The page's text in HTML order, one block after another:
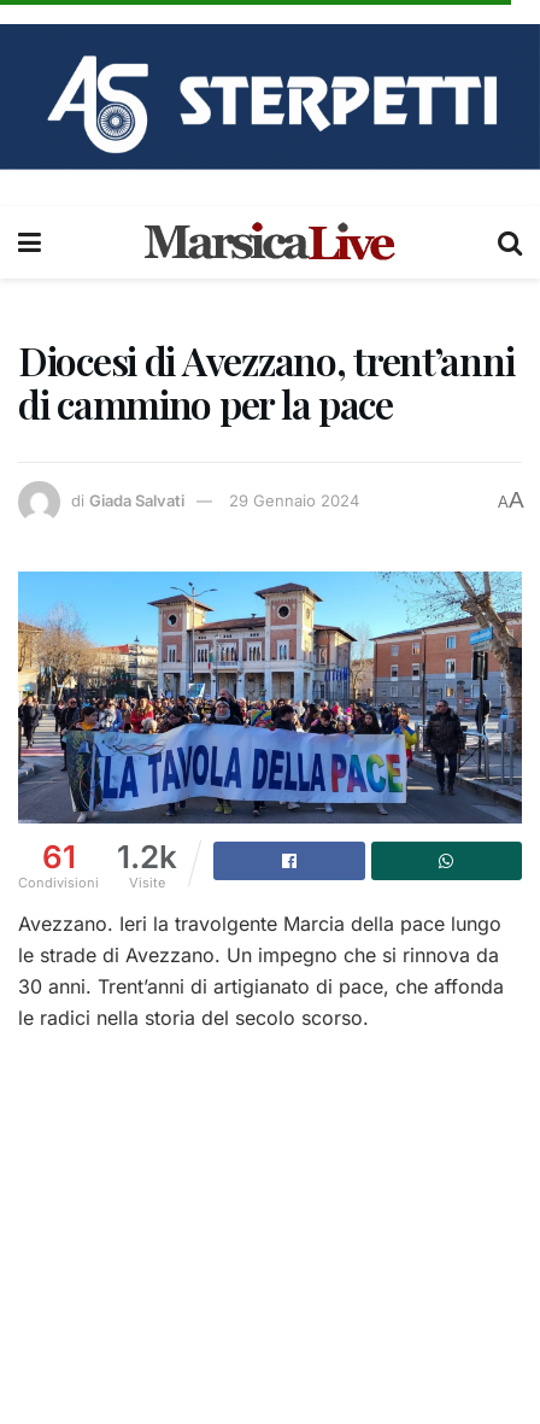
Diocesi di Avezzano, trent’anni
di cammino per la pace
di Giada Salvati 29 Gennaio 2024 AA
61
Condivisioni
1.2k
Visite
Avezzano. Ieri la travolgente Marcia della pace lungo
le strade di Avezzano. Un impegno che si rinnova da
30 anni. Trent’anni di artigianato di pace, che affonda
le radici nella storia del secolo scorso.